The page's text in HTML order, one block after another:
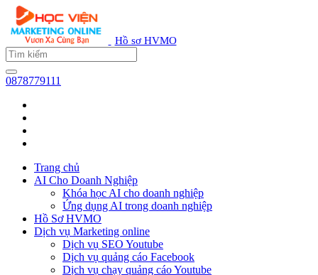
Hồ sơ HVMO
0878779111
Trang chủ
AI Cho Doanh Nghiệp
Khóa học AI cho doanh nghiệp
Ứng dụng AI trong doanh nghiệp
Hồ Sơ HVMO
Dịch vụ Marketing online
Dịch vụ SEO Youtube
Dịch vụ quảng cáo Facebook
Dịch vụ chạy quảng cáo Youtube